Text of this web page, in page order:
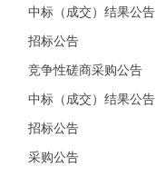
中标（成交）结果公告
招标公告
竞争性磋商采购公告
中标（成交）结果公告
招标公告
采购公告